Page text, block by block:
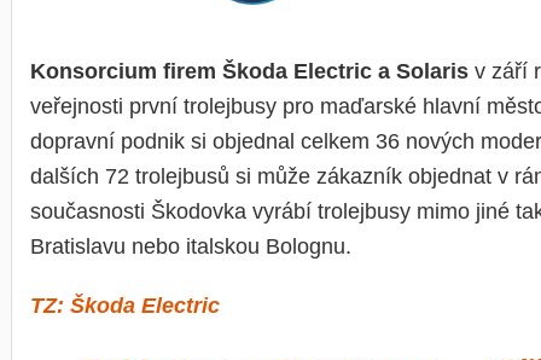
Konsorcium firem Škoda Electric a Solarisv září
veřejnosti první trolejbusy pro maďarské hlavní
dopravní podnik si objednal celkem 36 nových
dalších 72 trolejbusů si může zákazník objednat v
současnosti Škodovka vyrábí trolejbusy mimo jiné
Bratislavu nebo italskou Bolognu.
TZ: Škoda Electric